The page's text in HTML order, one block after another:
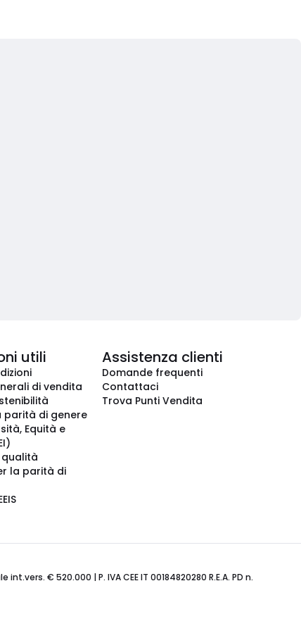
utili
di vendita
parità di genere
Equità e
la parità di
Assistenza clienti
Domande frequenti
Contattaci
Trova Punti Vendita
€ 520.000 | P. IVA CEE IT 00184820280 R.E.A. PD n.